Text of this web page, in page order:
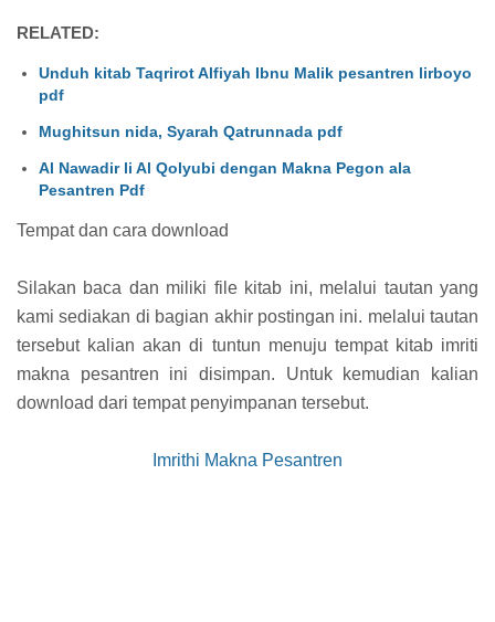
RELATED:
Unduh kitab Taqrirot Alfiyah Ibnu Malik pesantren lirboyo
pdf
Mughitsun nida, Syarah Qatrunnada pdf
Al Nawadir li Al Qolyubi dengan Makna Pegon ala
Pesantren Pdf
Tempat dan cara download
Silakan baca dan miliki file kitab ini, melalui tautan yang
kami sediakan di bagian akhir postingan ini. melalui tautan
tersebut kalian akan di tuntun menuju tempat kitab imriti
makna pesantren ini disimpan. Untuk kemudian kalian
download dari tempat penyimpanan tersebut.
Imrithi Makna Pesantren